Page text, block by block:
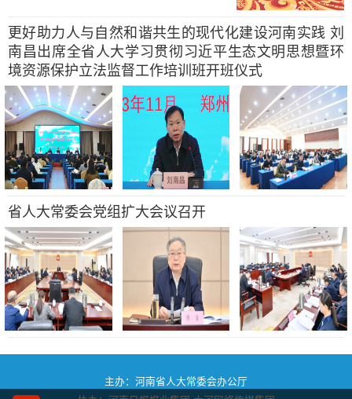
更好助力人与自然和谐共生的现代化建设河南实践 刘
南昌出席全省人大学习贯彻习近平生态文明思想暨环
境资源保护立法监督工作培训班开班仪式
省人大常委会党组扩大会议召开
主办：河南省人大常委会办公厅